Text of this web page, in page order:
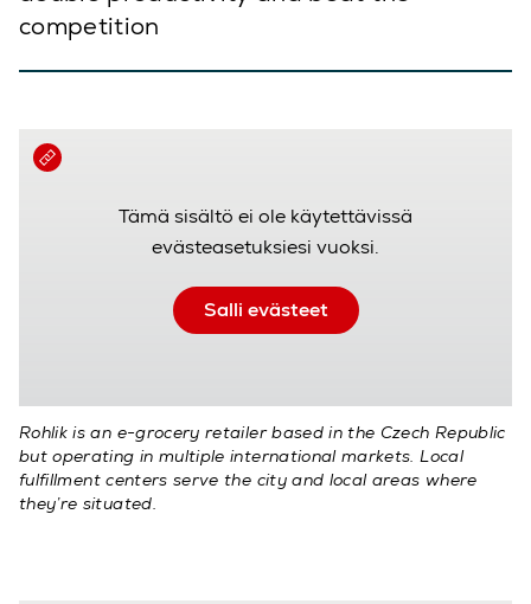
competition
Tämä sisältö ei ole käytettävissä
evästeasetuksiesi vuoksi.
Salli evästeet
Rohlik is an e-grocery retailer based in the Czech Republic
but operating in multiple international markets. Local
fulfillment centers serve the city and local areas where
they’re situated.